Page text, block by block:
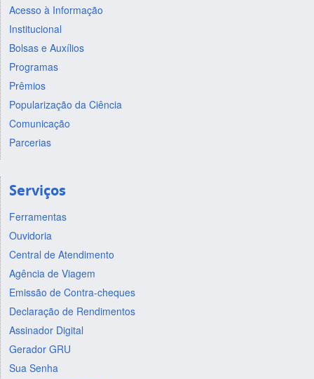
Acesso à Informação
Institucional
Bolsas e Auxílios
Programas
Prêmios
Popularização da Ciência
Comunicação
Parcerias
Serviços
Ferramentas
Ouvidoria
Central de Atendimento
Agência de Viagem
Emissão de Contra-cheques
Declaração de Rendimentos
Assinador Digital
Gerador GRU
Sua Senha